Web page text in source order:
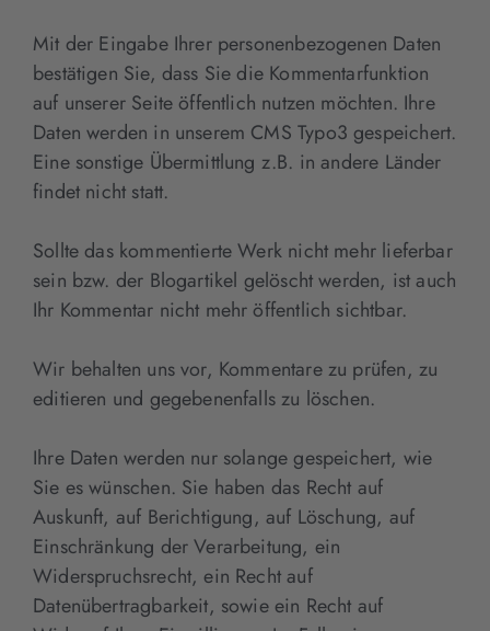
Mit der Eingabe Ihrer personenbezogenen Daten
bestätigen Sie, dass Sie die Kommentarfunktion
auf unserer Seite öffentlich nutzen möchten. Ihre
Daten werden in unserem CMS Typo3 gespeichert.
Eine sonstige Übermittlung z.B. in andere Länder
findet nicht statt.
Sollte das kommentierte Werk nicht mehr lieferbar
sein bzw. der Blogartikel gelöscht werden, ist auch
Ihr Kommentar nicht mehr öffentlich sichtbar.
Wir behalten uns vor, Kommentare zu prüfen, zu
editieren und gegebenenfalls zu löschen.
Ihre Daten werden nur solange gespeichert, wie
Sie es wünschen. Sie haben das Recht auf
Auskunft, auf Berichtigung, auf Löschung, auf
Einschränkung der Verarbeitung, ein
Widerspruchsrecht, ein Recht auf
Datenübertragbarkeit, sowie ein Recht auf